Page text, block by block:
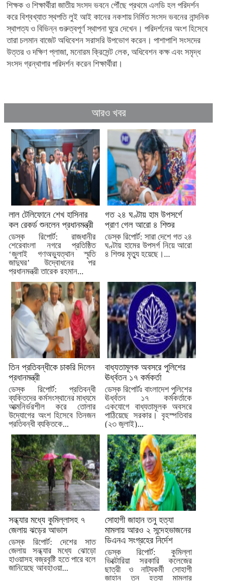
শিক্ষক ও শিক্ষার্থীরা জাতীয় সংসদ ভবনে পৌঁছে প্রথমে এলডি হল পরিদর্শন
করে বিশ্বখ্যাত স্থপতি লুই আই কানের নকশায় নির্মিত সংসদ ভবনের নান্দনিক
স্থাপত্য ও বিভিন্ন গুরুত্বপূর্ণ স্থাপনা ঘুরে দেখেন। পরিদর্শনের অংশ হিসেবে
তারা চলমান বাজেট অধিবেশন সরাসরি উপভোগ করেন। পাশাপাশি সংসদের
উত্তর ও দক্ষিণ প্লাজা, মনোরম ক্রিসেন্ট লেক, অধিবেশন কক্ষ এবং সমৃদ্ধ
সংসদ গ্রন্থাগার পরিদর্শন করেন শিক্ষার্থীরা।
আরও খবর
লাল টেলিফোনে শেখ হাসিনার
কল রেকর্ড শুনলেন প্রধানমন্ত্রী
ডেস্ক রিপোর্ট: রাজধানীর
শেরেবাংলা নগরে প্রতিষ্ঠিত
‘জুলাই গণঅভ্যুত্থান স্মৃতি
জাদুঘর’ উদ্বোধনের পর
প্রধানমন্ত্রী তারেক রহমান...
গত ২৪ ঘণ্টায় হাম উপসর্গে
প্রাণ গেল আরো ৪ শিশুর
ডেস্ক রিপোর্ট: সারা দেশে গত ২৪
ঘণ্টায় হামের উপসর্গ নিয়ে আরো
৪ শিশুর মৃত্যু হয়েছে।...
তিন প্রতিবন্ধীকে চাকরি দিলেন
প্রধানমন্ত্রী
ডেস্ক রিপোর্ট: প্রতিবন্ধী
ব্যক্তিদের কর্মসংস্থানের মাধ্যমে
আত্মনির্ভরশীল করে তোলার
উদ্যোগের অংশ হিসেবে তিনজন
প্রতিবন্ধী ব্যক্তিকে...
বাধ্যতামূলক অবসরে পুলিশের
ঊর্ধ্বতন ১৭ কর্মকর্তা
ডেস্ক রিপোর্টঃ বাংলাদেশ পুলিশের
ঊর্ধ্বতন ১৭ কর্মকর্তাকে
একযোগে বাধ্যতামূলক অবসরে
পাঠিয়েছে সরকার। বৃহস্পতিবার
(২৩ জুলাই)...
সন্ধ্যার মধ্যে কুমিল্লাসহ ৭
জেলায় ঝড়ের আভাস
ডেস্ক রিপোর্ট: দেশের সাত
জেলায় সন্ধ্যার মধ্যে ঝোড়ো
হাওয়াসহ বজ্রবৃষ্টি হতে পারে বলে
জানিয়েছে আবহাওয়া...
সোহাগী জাহান তনু হত্যা
মামলায় আরও ২ সন্দেহভাজনের
ডিএনএ সংগ্রহের নির্দেশ
ডেস্ক রিপোর্ট: কুমিল্লা
ভিক্টোরিয়া সরকারি কলেজের
ছাত্রী ও নাট্যকর্মী সোহাগী
জাহান তনু হত্যা মামলার